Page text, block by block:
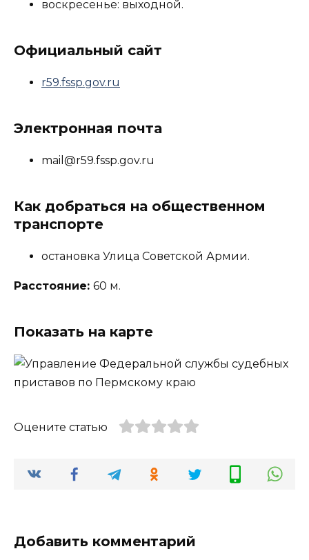
воскресенье: выходной.
Официальный сайт
r59.fssp.gov.ru
Электронная почта
mail@r59.fssp.gov.ru
Как добраться на общественном
транспорте
остановка Улица Советской Армии.
Расстояние: 60 м.
Показать на карте
Оцените статью
Добавить комментарий